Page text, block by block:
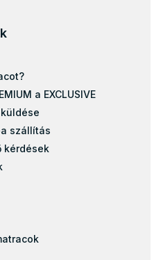
a EXCLUSIVE
szállítás
kérdések